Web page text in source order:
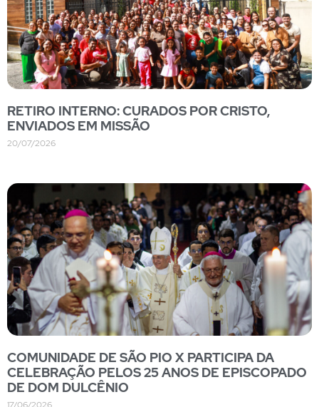
RETIRO INTERNO: CURADOS POR CRISTO,
ENVIADOS EM MISSÃO
20/07/2026
COMUNIDADE DE SÃO PIO X PARTICIPA DA
CELEBRAÇÃO PELOS 25 ANOS DE EPISCOPADO
DE DOM DULCÊNIO